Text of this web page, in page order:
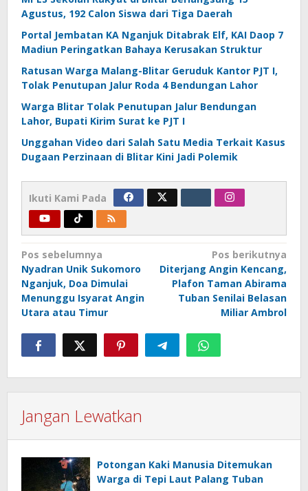
Agustus, 192 Calon Siswa dari Tiga Daerah
Portal Jembatan KA Nganjuk Ditabrak Elf, KAI Daop 7
Madiun Peringatkan Bahaya Kerusakan Struktur
Ratusan Warga Malang-Blitar Geruduk Kantor PJT I,
Tolak Penutupan Jalur Roda 4 Bendungan Lahor
Warga Blitar Tolak Penutupan Jalur Bendungan
Lahor, Bupati Kirim Surat ke PJT I
Unggahan Video dari Salah Satu Media Terkait Kasus
Dugaan Perzinaan di Blitar Kini Jadi Polemik
Ikuti Kami Pada
Navigasi
pos
Pos sebelumnya
Nyadran Unik Sukomoro
Nganjuk, Doa Dimulai
Menunggu Isyarat Angin
Utara atau Timur
Pos berikutnya
Diterjang Angin Kencang,
Plafon Taman Abirama
Tuban Senilai Belasan
Miliar Ambrol
Jangan Lewatkan
Potongan Kaki Manusia Ditemukan
Warga di Tepi Laut Palang Tuban